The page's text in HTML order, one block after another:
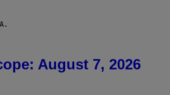
August 7, 2026